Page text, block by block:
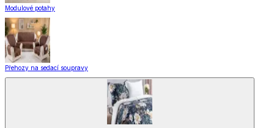
Modulové potahy
Přehozy na sedací soupravy